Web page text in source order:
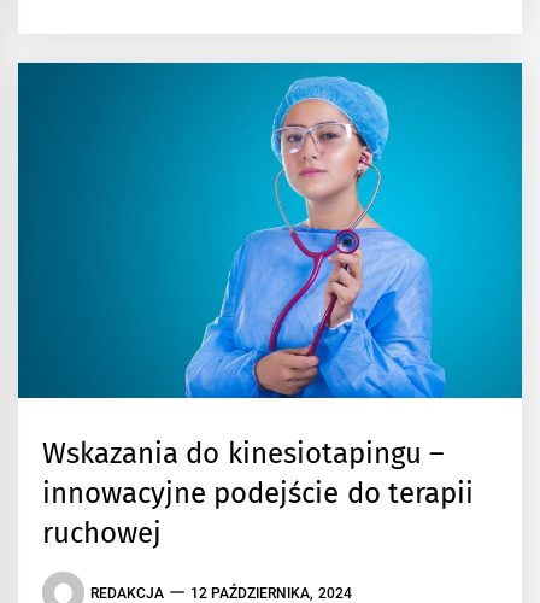
Wskazania do kinesiotapingu –
innowacyjne podejście do terapii
ruchowej
REDAKCJA 12 PAŹDZIERNIKA, 2024